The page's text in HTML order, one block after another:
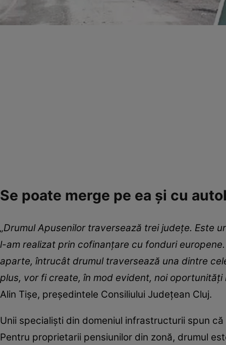
Se poate merge pe ea şi cu
„Drumul Apusenilor traversează trei judeţe. Este
l-am realizat prin cofinanţare cu fonduri
aparte, întrucât drumul traversează una dintre
plus, vor fi create, în mod evident, noi
Alin Tişe, preşedintele Consiliului Judeţean Cluj.
Unii specialişti din domeniul infrastructurii spun
Pentru proprietarii pensiunilor din zonă, drumul